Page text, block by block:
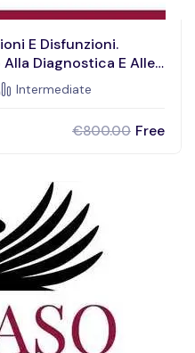
E Disfunzioni.
Diagnostica E Alle
Intermediate
€800.00 Free